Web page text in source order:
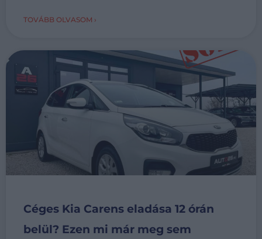
TOVÁBB OLVASOM ›
Céges Kia Carens eladása 12 órán
belül? Ezen mi már meg sem